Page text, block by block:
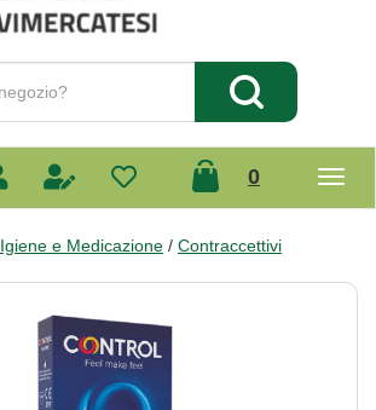
Cerca Prodotto
0prodotti
Igiene e Medicazione / Contraccettivi